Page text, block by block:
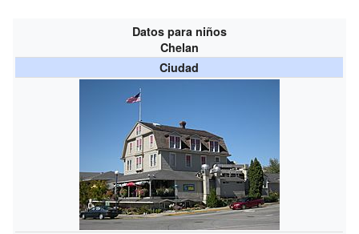
Datos para niños
Chelan
Ciudad